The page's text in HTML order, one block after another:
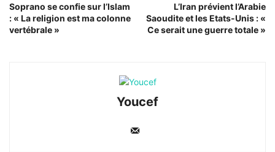
Soprano se confie sur l’Islam
: « La religion est ma colonne
vertébrale »
L’Iran prévient l’Arabie
Saoudite et les Etats-Unis : «
Ce serait une guerre totale »
Youcef